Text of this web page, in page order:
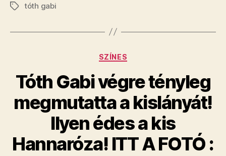
Címkéktóth gabi
Kategóriák
SZÍNES
Tóth Gabi végre tényleg
megmutatta a kislányát!
Ilyen édes a kis
Hannaróza! ITT A FOTÓ :